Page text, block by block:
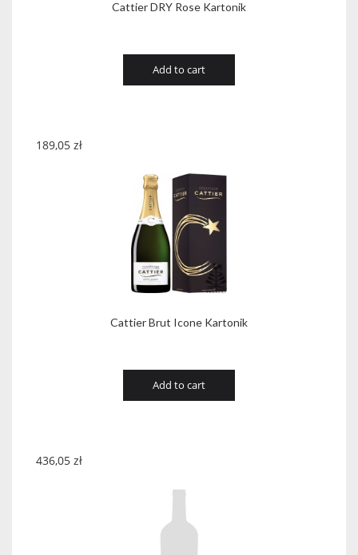
Cattier DRY Rose Kartonik
Add to cart
Cattier Brut Icone Kartonik
189,05 zł
Add to cart
436,05 zł